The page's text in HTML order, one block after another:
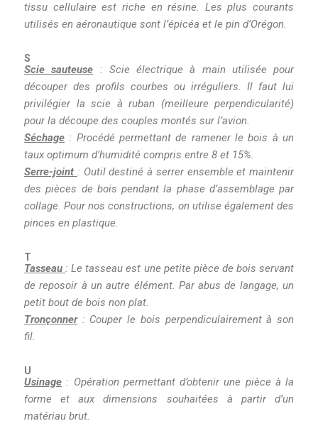
tissu cellulaire est riche en résine. Les plus courants
utilisés en aéronautique sont l’épicéa et le pin d’Orégon.
S
Scie sauteuse : Scie électrique à main utilisée pour
découper des profils courbes ou irréguliers. Il faut lui
privilégier la scie à ruban (meilleure perpendicularité)
pour la découpe des couples montés sur l’avion.
Séchage : Procédé permettant de ramener le bois à un
taux optimum d’humidité compris entre 8 et 15%.
Serre-joint : Outil destiné à serrer ensemble et maintenir
des pièces de bois pendant la phase d’assemblage par
collage. Pour nos constructions, on utilise également des
pinces en plastique.
T
Tasseau : Le tasseau est une petite pièce de bois servant
de reposoir à un autre élément. Par abus de langage, un
petit bout de bois non plat.
Tronçonner: Couper le bois perpendiculairement à son
fil.
U
Usinage : Opération permettant d’obtenir une pièce à la
forme et aux dimensions souhaitées à partir d’un
matériau brut.